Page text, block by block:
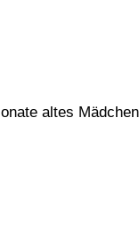
altes